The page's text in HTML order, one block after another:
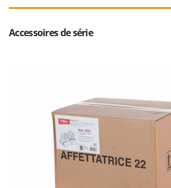
Ribimex
Ripartrak
Rossofuoco
Rover Pompe
Royal Food
Ryobi
Accessoires de série